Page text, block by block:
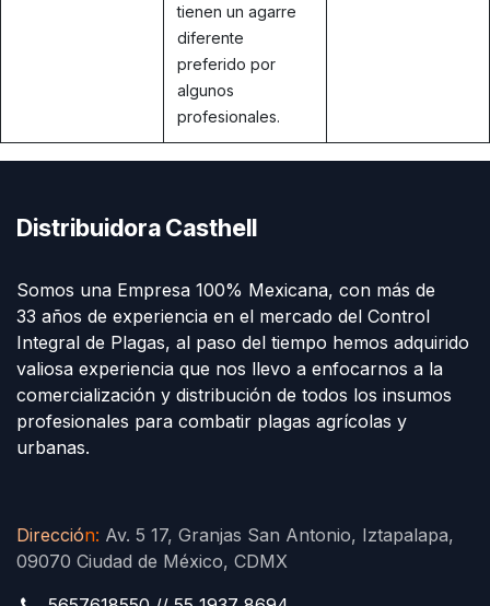
tienen un agarre
diferente
preferido por
algunos
profesionales.
Distribuidora Casthell
Somos una Empresa 100% Mexicana, con más de
33 años de experiencia en el mercado del Control
Integral de Plagas, al paso del tiempo hemos adquirido
valiosa experiencia que nos llevo a enfocarnos a la
comercialización y distribución de todos los insumos
profesionales para combatir plagas agrícolas y
urbanas.
Dirección: Av. 5 17, Granjas San Antonio, Iztapalapa,
09070 Ciudad de México, CDMX